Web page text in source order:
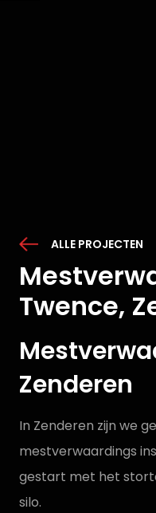
ALLE PROJECTEN
Twence,
Zenderen
In Zenderen zijn we
mestverwaardings
gestart met het
silo.